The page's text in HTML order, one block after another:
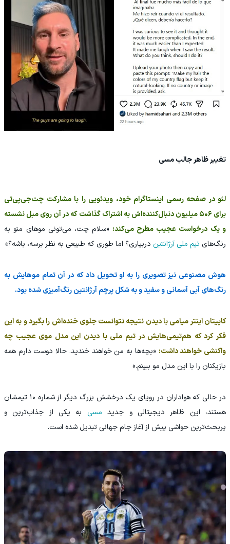
تغییر ظاهر جالب مسی
لئو در صفحه رسمی اینستاگرام خود، ویدئویی را با مشارکت چت‌جی‌پی‌تی
برای ۵۰۶ میلیون دنبال‌کننده‌اش به اشتراک گذاشت که در آن روی مبل نشسته
و یک درخواست عجیب مطرح می‌کند: «سلام چت، می‌تونی موهای منو به
رنگ‌هایتیم ملی آرژانتین دربیاری؟ اما طوری که طبیعی به نظر برسه، باشه؟»
هوش مصنوعی نیز تصویری را به او تحویل داد که در آن تمام موهایش به
رنگ‌های آبی آسمانی و سفید و به شکل پرچم آرژانتین رنگ‌آمیزی شده بود.
کاپیتان اینتر میامی با دیدن نتیجه نتوانست جلوی خنده‌اش را بگیرد و به این
فکر کرد که هم‌تیمی‌هایش در تیم ملی با دیدن این مدل موی عجیب چه
واکنشی خواهند داشت: «بچه‌ها به من خواهند خندید. حالا دوست دارم همه
بازیکنان را با این مدل مو ببینم.»
در حالی که هواداران در رویای یک درخشش بزرگ دیگر از شماره ۱۰ تیمشان
هستند، این ظاهر دیجیتالی و جدید مسی به یکی از جذاب‌ترین و
پربحث‌ترین حواشی پیش از آغاز جام جهانی تبدیل شده است.